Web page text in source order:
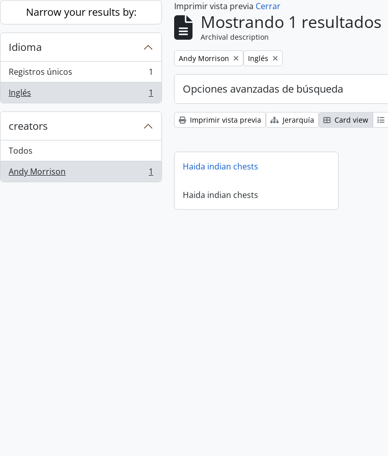
Skip to main content
Narrow your results by:
Idioma
Registros únicos
, 1 resultados
1
Inglés
, 1 resultados 1
creators
Todos
Andy Morrison
, 1 resultados 1
Imprimir vista previa Cerrar
Mostrando 1 resultados
Archival description
Remove filter:
Andy Morrison Remove filter:
Inglés
Opciones avanzadas de búsqueda
Imprimir vista previa Jerarquía Card view
Haida indian chests
Haida indian chests